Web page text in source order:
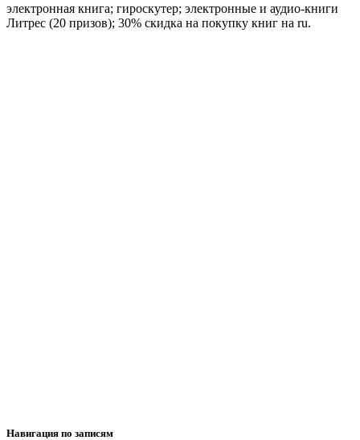
электронная книга; гироскутер; электронные и аудио-книги
Литрес (20 призов); 30% скидка на покупку книг на ru.
Навигация по записям